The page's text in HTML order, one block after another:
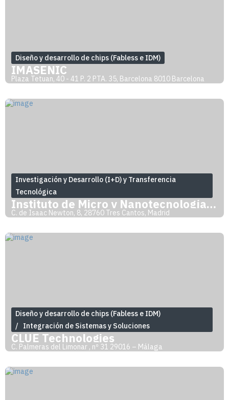
Diseño y desarrollo de chips (Fabless e IDM)
IMASENIC
Plaza Tetuan, 40 - 41 P. 2 PTA. 35, Barcelona 8010 Barcelona
Investigación y Desarrollo (I+D) y Transferencia
Tecnológica
Instituto de Micro y Nanotecnología (IMN
C. de Isaac Newton, 8, 28760 Tres Cantos, Madrid
Diseño y desarrollo de chips (Fabless e IDM)
Integración de Sistemas y Soluciones
CLUE Technologies
C. Palmeras del Limonar , nº 31 29016 – Málaga